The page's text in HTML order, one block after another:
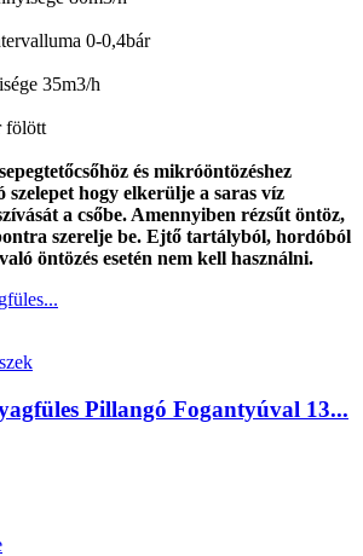
0-0,4bár
35m3/h
fölött
és mikróöntözéshez
szelepet hogy elkerülje a saras víz
a csőbe. Amennyiben rézsűt öntöz,
szerelje be. Ejtő tartályból, hordóból
öntözés esetén nem kell használni.
Pillangó Fogantyúval 13...